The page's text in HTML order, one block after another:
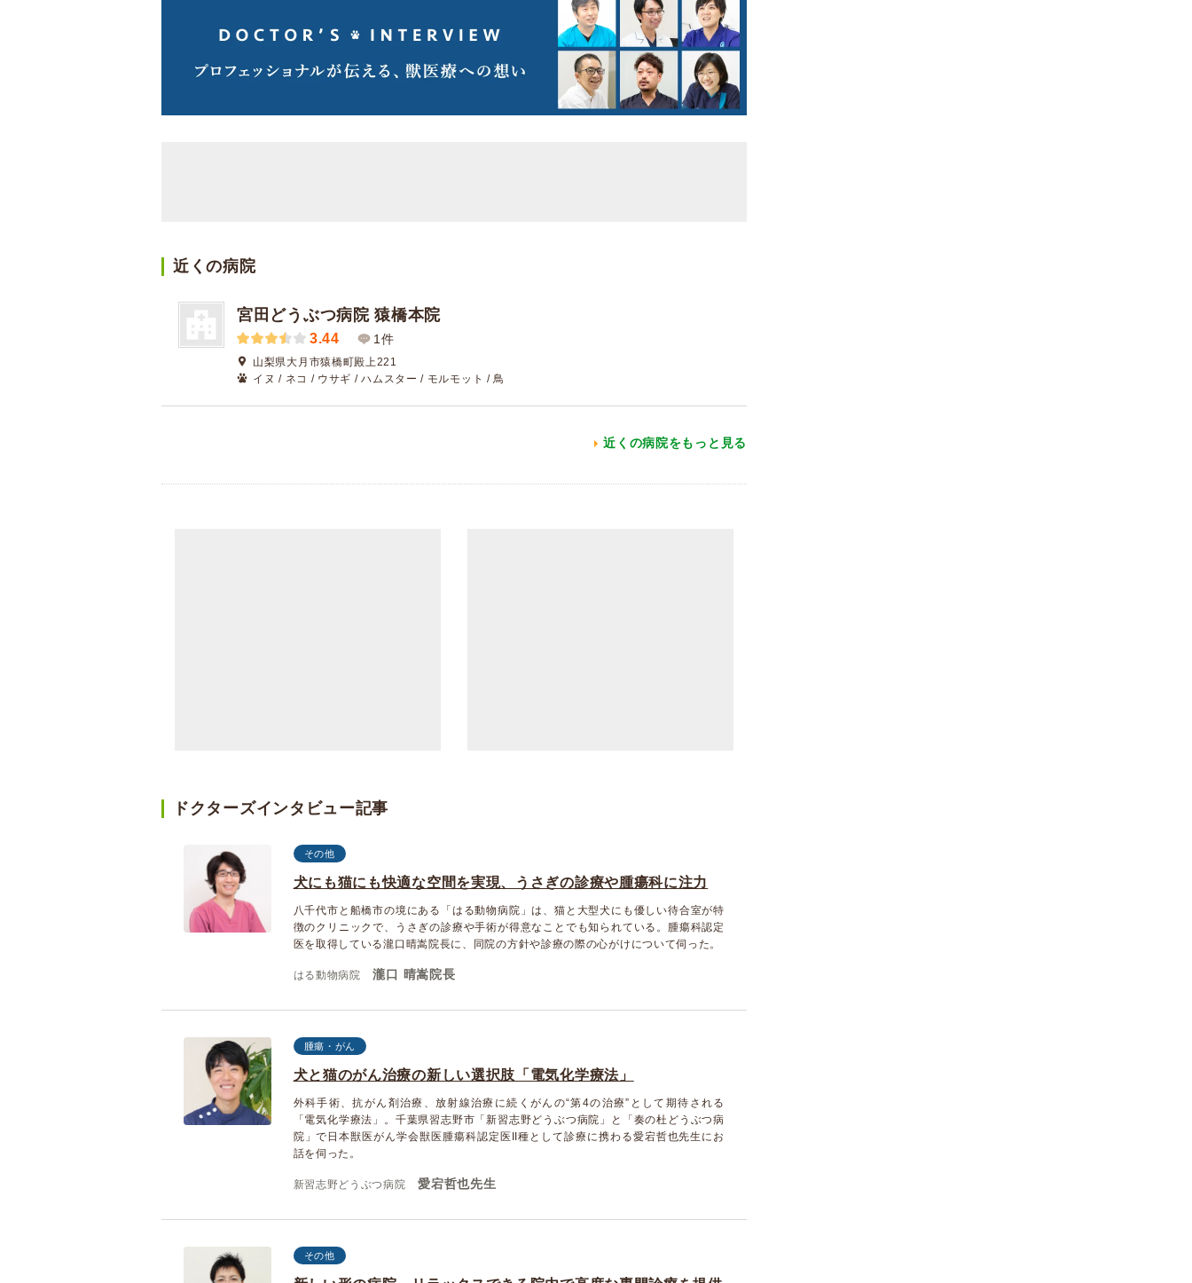
近くの病院
宮田どうぶつ病院 猿橋本院
3.44 1件
山梨県大月市猿橋町殿上221
イヌ / ネコ / ウサギ / ハムスター / モルモット / 鳥
近くの病院をもっと見る
ドクターズインタビュー記事
その他
犬にも猫にも快適な空間を実現、うさぎの診療や腫瘍科に注力
八千代市と船橋市の境にある「はる動物病院」は、猫と大型犬にも優しい待合室が特
徴のクリニックで、うさぎの診療や手術が得意なことでも知られている。腫瘍科認定
医を取得している瀧口晴嵩院長に、同院の方針や診療の際の心がけについて伺った。
はる動物病院 瀧口 晴嵩院長
腫瘍・がん
犬と猫のがん治療の新しい選択肢「電気化学療法」
外科手術、抗がん剤治療、放射線治療に続くがんの“第4の治療”として期待される
「電気化学療法」。千葉県習志野市「新習志野どうぶつ病院」と「奏の杜どうぶつ病
院」で日本獣医がん学会獣医腫瘍科認定医II種として診療に携わる愛宕哲也先生にお
話を伺った。
新習志野どうぶつ病院 愛宕哲也先生
その他